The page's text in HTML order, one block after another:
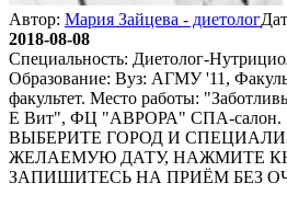
Автор: Мария Зайцева - диетолог
2018-08-08
Специальность: Диетолог-
Образование: Вуз: АГМУ '11,
факультет. Место работы:
Е Вит", ФЦ "АВРОРА" СПА-салон.
ВЫБЕРИТЕ ГОРОД И
ЖЕЛАЕМУЮ ДАТУ, НАЖМИТЕ
ЗАПИШИТЕСЬ НА ПРИЁМ БЕЗ